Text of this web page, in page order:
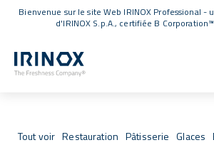
Bienvenue sur le site Web IRINOX Professional -
d'IRINOX S.p.A., certifiée B Corporation™
Tout voir Restauration Pâtisserie Glaces